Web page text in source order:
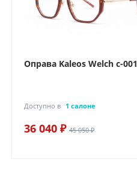
Оправа Kaleos Welch c-001
Доступно в 1 салоне
36 040 ₽ 45 050 ₽